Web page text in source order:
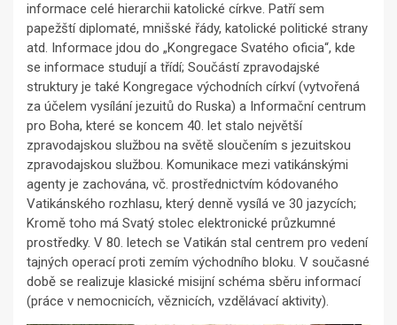
informace celé hierarchii katolické církve. Patří sem
papežští diplomaté, mnišské řády, katolické politické strany
atd. Informace jdou do „Kongregace Svatého oficia“, kde
se informace studují a třídí; Součástí zpravodajské
struktury je také Kongregace východních církví (vytvořená
za účelem vysílání jezuitů do Ruska) a Informační centrum
pro Boha, které se koncem 40. let stalo největší
zpravodajskou službou na světě sloučením s jezuitskou
zpravodajskou službou. Komunikace mezi vatikánskými
agenty je zachována, vč. prostřednictvím kódovaného
Vatikánského rozhlasu, který denně vysílá ve 30 jazycích;
Kromě toho má Svatý stolec elektronické průzkumné
prostředky. V 80. letech se Vatikán stal centrem pro vedení
tajných operací proti zemím východního bloku. V současné
době se realizuje klasické misijní schéma sběru informací
(práce v nemocnicích, věznicích, vzdělávací aktivity).